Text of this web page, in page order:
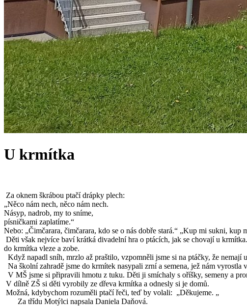
U krmítka
Za oknem škrábou ptačí drápky plech:
„Něco nám nech, něco nám nech.
Násyp, nadrob, my to sníme,
písničkami zaplatíme.“
Nebo: „Čimčarara, čimčarara, kdo se o nás dobře stará.“ „Kup mi sukni,
Děti však nejvíce baví krátká divadelní hra o ptácích, jak se chovají u
do krmítka vleze a zobe.
Když napadl sníh, mrzlo až praštilo, vzpomněli jsme si na ptáčky, že nemají
Na školní zahradě jsme do krmítek nasypali zrní a semena, jež nám vyrostla
V MŠ jsme si připravili hmotu z tuku. Děti ji smíchaly s oříšky, semeny a
V dílně ZŠ si děti vyrobily ze dřeva krmítka a odnesly si je domů.
Možná, kdybychom rozuměli ptačí řeči, teď by volali: „Děkujeme. „
Za třídu Motýlci napsala Daniela Daňová.